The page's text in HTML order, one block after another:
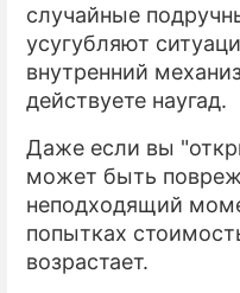
случайные
усугубляют
внутренний
действуете наугад.
Даже если вы
может быть
неподходящий
попытках
возрастает.